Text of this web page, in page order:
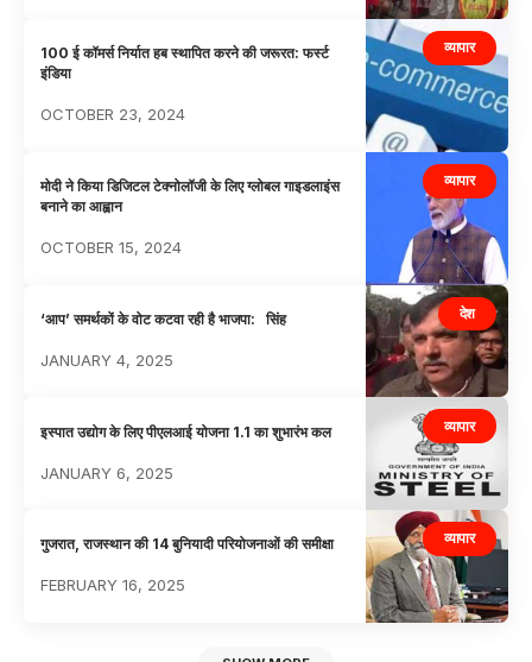
व्यापार
100 ई कॉमर्स निर्यात हब स्थापित करने की जरूरत: फर्स्ट
इंडिया
OCTOBER 23, 2024
व्यापार
मोदी ने किया डिजिटल टेक्नोलॉजी के लिए ग्लोबल गाइडलाइंस
बनाने का आह्वान
OCTOBER 15, 2024
देश
‘आप’ समर्थकों के वोट कटवा रही है भाजपा: सिंह
JANUARY 4, 2025
व्यापार
इस्पात उद्योग के लिए पीएलआई योजना 1.1 का शुभारंभ कल
JANUARY 6, 2025
व्यापार
गुजरात, राजस्थान की 14 बुनियादी परियोजनाओं की समीक्षा
FEBRUARY 16, 2025